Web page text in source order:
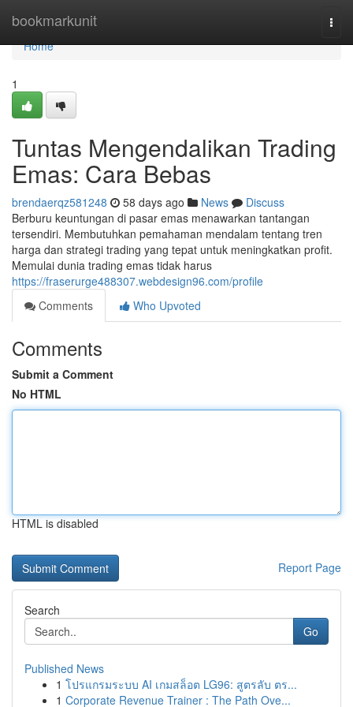
bookmarkunit
Home
Home
1
Tuntas Mengendalikan Trading
Emas: Cara Bebas
brendaerqz581248 58 days ago News
Discuss
Berburu keuntungan di pasar emas menawarkan tantangan
tersendiri. Membutuhkan pemahaman mendalam tentang tren
harga dan strategi trading yang tepat untuk meningkatkan profit.
Memulai dunia trading emas tidak harus
https://fraserurge488307.webdesign96.com/profile
Comments
Who Upvoted
Comments
Submit a Comment
No HTML
HTML is disabled
Report Page
Search
Go
Published News
1 โปรแกรมระบบ AI เกมสล็อต LG96: สูตรลับ ตร...
1 Corporate Revenue Trainer : The Path Ove...